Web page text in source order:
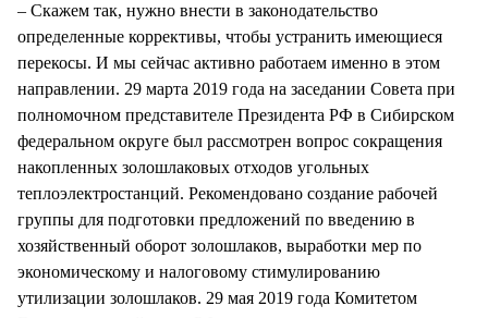
– Скажем так, нужно внести в законодательство
определенные коррективы, чтобы устранить имеющиеся
перекосы. И мы сейчас активно работаем именно в этом
направлении. 29 марта 2019 года на заседании Совета при
полномочном представителе Президента РФ в Сибирском
федеральном округе был рассмотрен вопрос сокращения
накопленных золошлаковых отходов угольных
теплоэлектростанций. Рекомендовано создание рабочей
группы для подготовки предложений по введению в
хозяйственный оборот золошлаков, выработки мер по
экономическому и налоговому стимулированию
утилизации золошлаков. 29 мая 2019 года Комитетом